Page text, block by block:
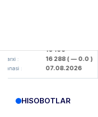
16 100
16 288( — 0.0 )
07.08.2026
HISOBOTLAR